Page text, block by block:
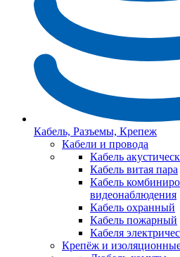
Кабель, Разъемы, Крепеж
Кабели и провода
Кабель
Кабель витая пара
Кабель
видеонаблюдения
Кабель охранный
Кабель пожарный
Кабеля
Крепёж и